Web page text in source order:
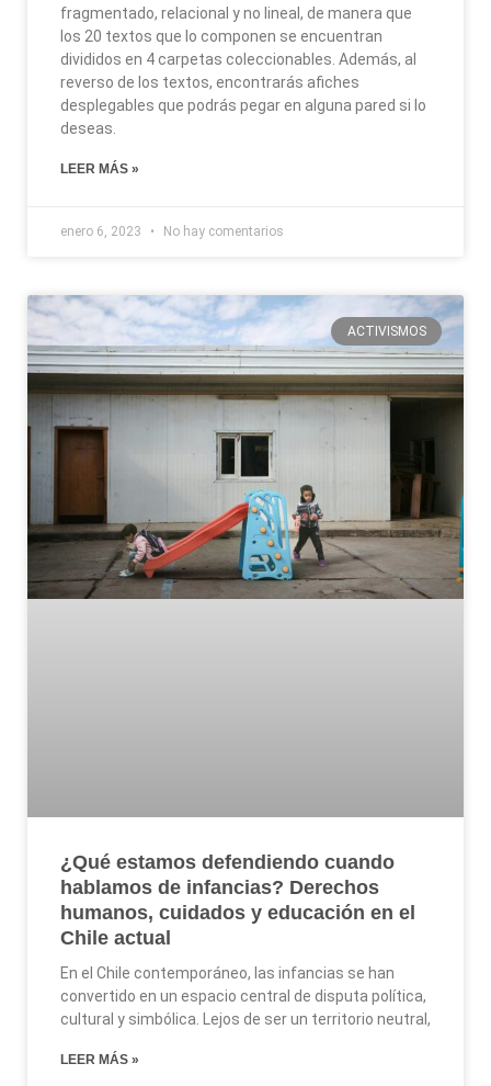
fragmentado, relacional y no lineal, de manera que
los 20 textos que lo componen se encuentran
divididos en 4 carpetas coleccionables. Además, al
reverso de los textos, encontrarás afiches
desplegables que podrás pegar en alguna pared si lo
deseas.
LEER MÁS »
enero 6, 2023 No hay comentarios
ACTIVISMOS
¿Qué estamos defendiendo cuando
hablamos de infancias? Derechos
humanos, cuidados y educación en el
Chile actual
En el Chile contemporáneo, las infancias se han
convertido en un espacio central de disputa política,
cultural y simbólica. Lejos de ser un territorio neutral,
LEER MÁS »